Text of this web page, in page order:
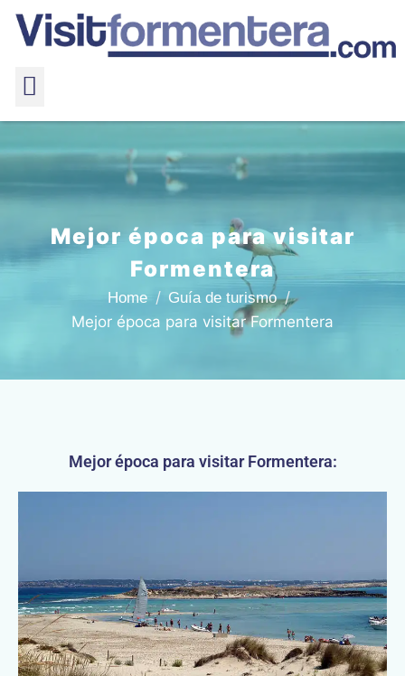
Mejor época para visitar
Formentera
Home Guía de turismo
Mejor época para visitar Formentera
Mejor época para visitar Formentera: